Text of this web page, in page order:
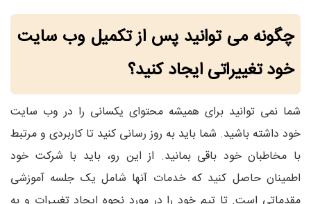
چگونه می توانید پس از تکمیل وب سایت
خود تغییراتی ایجاد کنید؟
شما نمی توانید برای همیشه محتوای یکسانی را در وب سایت
خود داشته باشید. شما باید به روز رسانی کنید تا کاربردی و مرتبط
با مخاطبان خود باقی بمانید. از این رو، باید با شرکت خود
اطمینان حاصل کنید که خدمات آنها شامل یک جلسه آموزشی